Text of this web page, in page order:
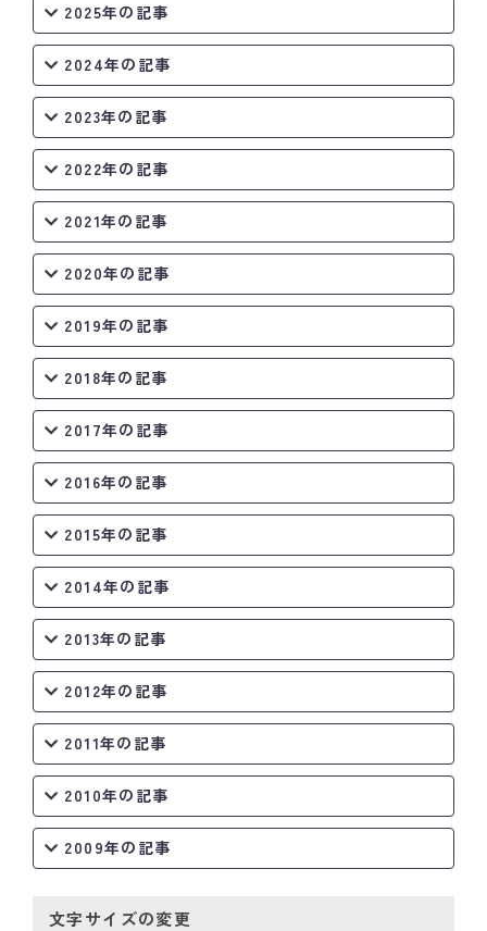
2025年の記事
2024年の記事
2023年の記事
2022年の記事
2021年の記事
2020年の記事
2019年の記事
2018年の記事
2017年の記事
2016年の記事
2015年の記事
2014年の記事
2013年の記事
2012年の記事
2011年の記事
2010年の記事
2009年の記事
文字サイズの変更